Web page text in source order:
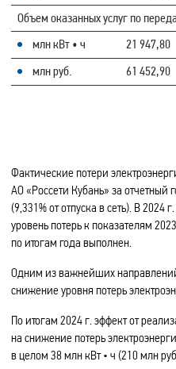
Объем оказанных услуг по
млн кВт • ч
21 947,80
млн руб.
61 452,90
Фактические потери
АО «Россети Кубань» за отчетный
(9,331% от отпуска в сеть). В 2024
уровень потерь к показателям
по итогам года выполнен.
Одним из важнейших
снижение уровня потерь
По итогам 2024 г. эффект от
на снижение потерь
в целом 38 млн кВт • ч (210 млн